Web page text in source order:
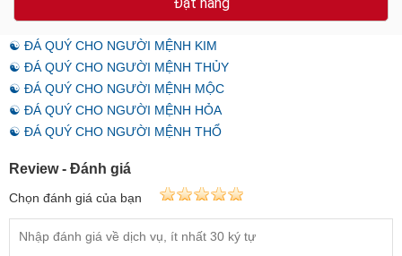
☯ ĐÁ QUÝ CHO NGƯỜI MỆNH KIM
☯ ĐÁ QUÝ CHO NGƯỜI MỆNH THỦY
☯ ĐÁ QUÝ CHO NGƯỜI MỆNH MỘC
☯ ĐÁ QUÝ CHO NGƯỜI MỆNH HỎA
☯ ĐÁ QUÝ CHO NGƯỜI MỆNH THỔ
Review - Đánh giá
Chọn đánh giá của bạn